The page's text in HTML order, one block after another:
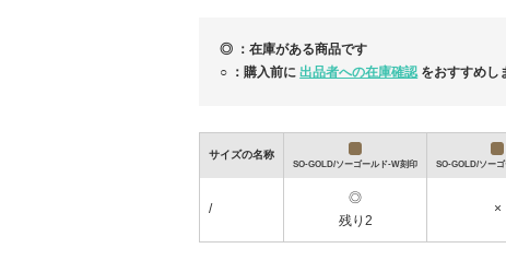
許可公安委員会名 大阪府公安委員会
許可証番号 第62107R051254号
ゴールデンウィーク アイテム特集
◎ ：在庫がある商品です
○ ：購入前に 出品者への在庫確認 をおすすめし
サイズの名称
SO-GOLD/ソーゴールド-W刻印 SO-GOLD/ソー
/
◎
残り2
×